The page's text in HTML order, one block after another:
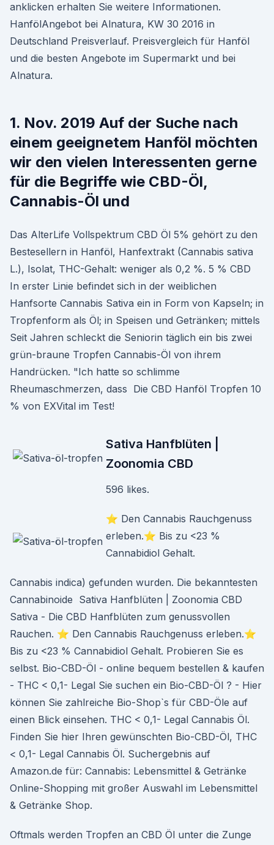
anklicken erhalten Sie weitere Informationen.
HanfölAngebot bei Alnatura, KW 30 2016 in
Deutschland Preisverlauf. Preisvergleich für Hanföl
und die besten Angebote im Supermarkt und bei
Alnatura.
1. Nov. 2019 Auf der Suche nach
einem geeignetem Hanföl möchten
wir den vielen Interessenten gerne
für die Begriffe wie CBD-Öl,
Cannabis-Öl und
Das AlterLife Vollspektrum CBD Öl 5% gehört zu den
Bestesellern in Hanföl, Hanfextrakt (Cannabis sativa
L.), Isolat, THC-Gehalt: weniger als 0,2 %. 5 % CBD
In erster Linie befindet sich in der weiblichen
Hanfsorte Cannabis Sativa ein in Form von Kapseln; in
Tropfenform als Öl; in Speisen und Getränken; mittels
Seit Jahren schleckt die Seniorin täglich ein bis zwei
grün-braune Tropfen Cannabis-Öl von ihrem
Handrücken. "Ich hatte so schlimme
Rheumaschmerzen, dass Die CBD Hanföl Tropfen 10
% von EXVital im Test!
Sativa Hanfblüten |
Zoonomia CBD
596 likes.
⭐ Den Cannabis Rauchgenuss
erleben.⭐ Bis zu <23 %
Cannabidiol Gehalt.
Cannabis indica) gefunden wurden. Die bekanntesten
Cannabinoide Sativa Hanfblüten | Zoonomia CBD
Sativa - Die CBD Hanfblüten zum genussvollen
Rauchen. ⭐ Den Cannabis Rauchgenuss erleben.⭐
Bis zu <23 % Cannabidiol Gehalt. Probieren Sie es
selbst. Bio-CBD-Öl - online bequem bestellen & kaufen
- THC < 0,1- Legal Sie suchen ein Bio-CBD-Öl ? - Hier
können Sie zahlreiche Bio-Shop`s für CBD-Öle auf
einen Blick einsehen. THC < 0,1- Legal Cannabis Öl.
Finden Sie hier Ihren gewünschten Bio-CBD-Öl, THC
< 0,1- Legal Cannabis Öl. Suchergebnis auf
Amazon.de für: Cannabis: Lebensmittel & Getränke
Online-Shopping mit großer Auswahl im Lebensmittel
& Getränke Shop.
Oftmals werden Tropfen an CBD Öl unter die Zunge